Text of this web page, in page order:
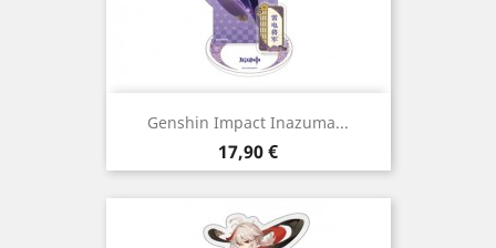
Genshin Impact Inazuma...
Preço
17,90 €